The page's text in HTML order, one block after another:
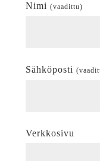
Nimi (vaadittu)
Sähköposti
Verkkosivu